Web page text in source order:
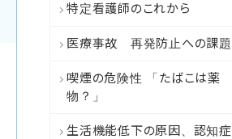
特定看護師のこれから
医療事故 再発防止への課題
喫煙の危険性 「たばこは薬
物？」
生活機能低下の原因、認知症